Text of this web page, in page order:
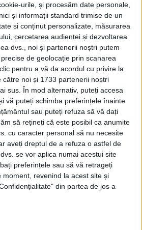
urile, și procesăm date personale,
și informații standard trimise de un
și conținut personalizate, măsurarea
cercetarea audienței și dezvoltarea
dvs., noi și partenerii noștri putem
de geolocație prin scanarea
pentru a vă da acordul cu privire la
către noi și 1733 partenerii noștri
sus. În mod alternativ, puteți accesa
vă puteți schimba preferințele înainte
sau puteți refuza să vă dați
să rețineți că este posibil ca anumite
cu caracter personal să nu necesite
aveți dreptul de a refuza o astfel de
se vor aplica numai acestui site
preferințele sau să vă retrageți
revenind la acest site și
din partea de jos a
colective îsi desfășurau
ale Consiliului
În zilele de 9-11 iunie
C.C. al P.M.R., care
pregătitoare privind
mijloace de
discuţii sumare, acesta a
în aceeași zi.
naţionalizează toate
care nu se găseau în
la data intrării în
Republicii Populare